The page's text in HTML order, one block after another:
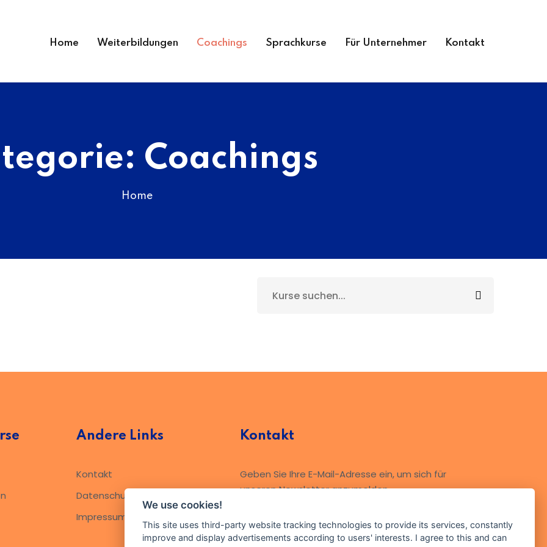
Home Weiterbildungen Coachings Sprachkurse Für Unternehmer Kontakt
Coachings
Home
Andere Links
Kontakt
Datenschutzerklärung​
Impressum
Kontakt
Geben Sie Ihre E-Mail-Adresse ein, um sich für
unseren Newsletter anzumelden
We use cookies!
This site uses third-party website tracking technologies to provide its services, constantly
improve and display advertisements according to users' interests. I agree to this and can